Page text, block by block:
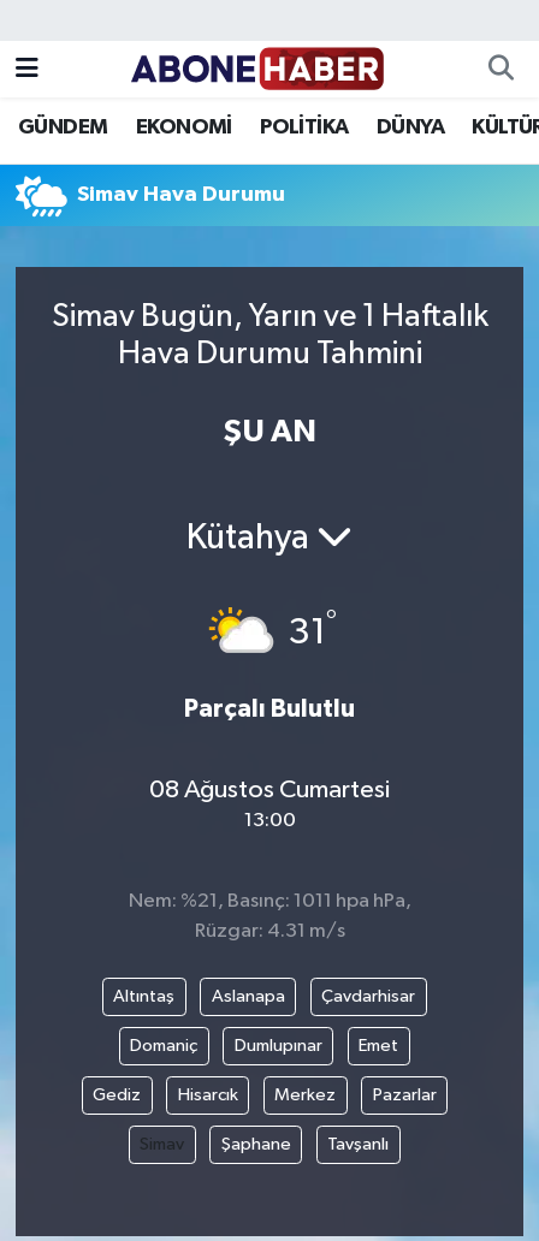
GÜNDEM EKONOMİ POLİTİKA DÜNYA
Simav Hava Durumu
Simav Bugün, Yarın ve 1 Haftalık
Hava Durumu Tahmini
ŞU AN
Kütahya
31°
Parçalı Bulutlu
08 Ağustos Cumartesi
13:00
Nem: %21, Basınç: 1011 hpa hPa,
Rüzgar: 4.31 m/s
Altıntaş Aslanapa Çavdarhisar
Domaniç Dumlupınar Emet
Gediz Hisarcık Merkez Pazarlar
Simav Şaphane Tavşanlı
Bilim ve Teknoloji
Sağlık
Son Dakika
Yaşam
Tüm Manşetler